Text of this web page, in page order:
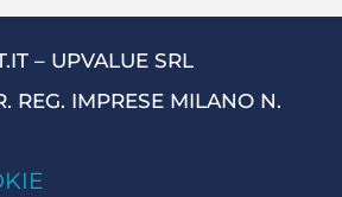
– UPVALUE SRL
REG. IMPRESE MILANO N.